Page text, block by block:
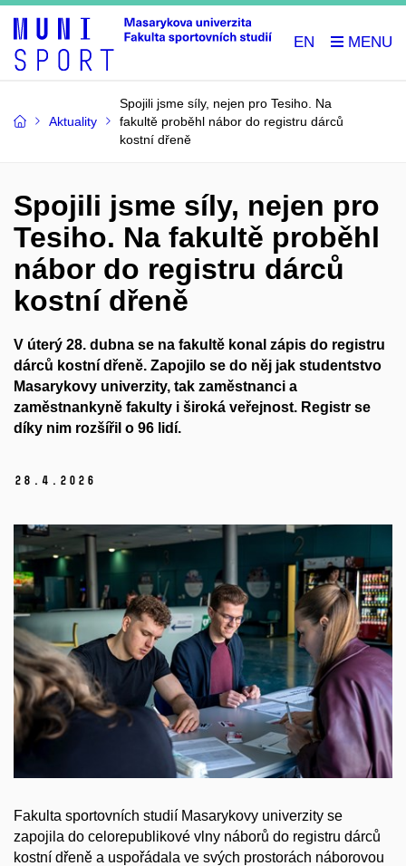
EN
Aktuality
Spojili jsme síly, nejen pro Tesiho. Na
fakultě proběhl nábor do registru dárců
kostní dřeně
Spojili jsme síly, nejen pro
Tesiho. Na fakultě proběhl
nábor do registru dárců
kostní dřeně
V úterý 28. dubna se na fakultě konal zápis do registru
dárců kostní dřeně. Zapojilo se do něj jak studentstvo
Masarykovy univerzity, tak zaměstnanci a
zaměstnankyně fakulty i široká veřejnost. Registr se
díky nim rozšířil o 96 lidí.
28. 4. 2026
Fakulta sportovních studií Masarykovy univerzity se
zapojila do celorepublikové vlny náborů do registru dárců
kostní dřeně a uspořádala ve svých prostorách náborovou